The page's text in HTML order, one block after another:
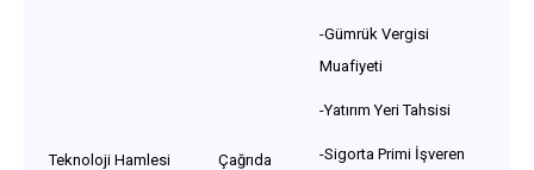
Teknoloji Hamlesi
Çağrıda
-Gümrük Vergisi
Muafiyeti
-Yatırım Yeri Tahsisi
-Sigorta Primi İşveren